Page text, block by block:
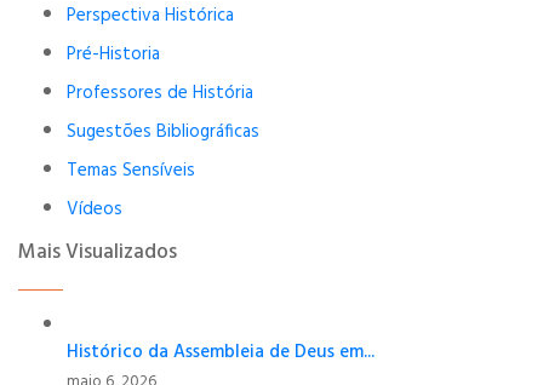
Perspectiva Histórica
Pré-Historia
Professores de História
Sugestões Bibliográficas
Temas Sensíveis
Vídeos
Mais Visualizados
Histórico da Assembleia de Deus em...